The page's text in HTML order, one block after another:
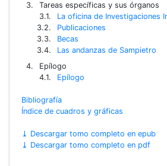
Tareas específicas y sus órganos
La oficina de Investigaciones
Publicaciones
Becas
Las andanzas de Sampietro
Epílogo
Epílogo
Bibliografía
Índice de cuadros y gráficas
⤓ Descargar tomo completo en epub
⤓ Descargar tomo completo en pdf